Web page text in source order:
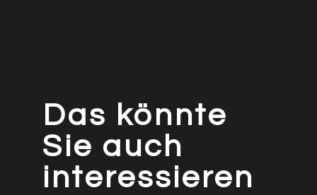
Das könnte
Sie auch
interessieren